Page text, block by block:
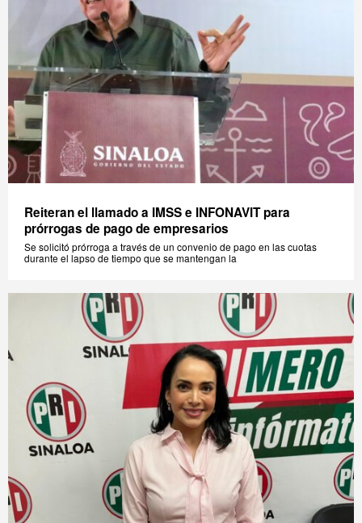
Reiteran el llamado a IMSS e INFONAVIT para
prórrogas de pago de empresarios
Se solicitó prórroga a través de un convenio de pago en las cuotas
durante el lapso de tiempo que se mantengan la